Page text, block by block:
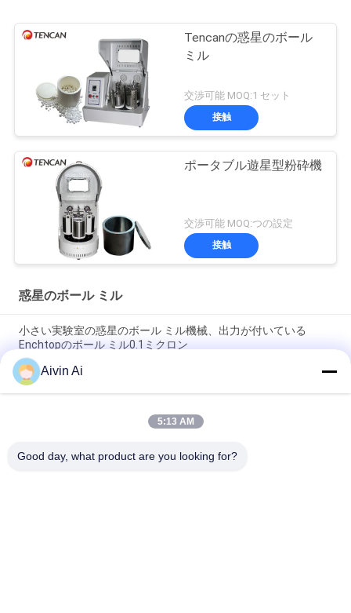
Tencanの惑星のボール
ミル
交渉可能 MOQ:1 セット
接触
ポータブル遊星型粉砕機
交渉可能 MOQ:つの設定
接触
惑星のボール ミル
小さい実験室の惑星のボール ミル機械、出力が付いている
Enchtopのボール ミル0.1ミクロン
小型サイズの長い生命時間実験室の220V電源が付いている惑星
のボール ミル
耐久の小型の惑星のマイクロ製造所機械90-870 Rpmは速度を回
Aivin Ai
5:13 AM
Good day, what product are you looking for?